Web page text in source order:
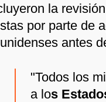
la
por parte de
antes
"Todos los
a los